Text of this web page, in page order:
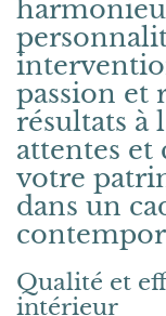
passion et
résultats à
attentes
votre
dans un
Qualité et
intérieur